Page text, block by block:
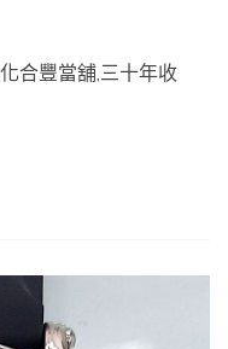
合豐當舖,三十年收